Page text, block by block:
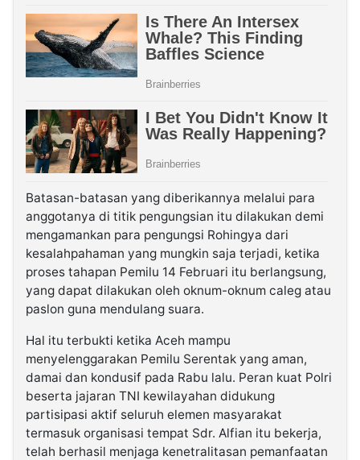
Batasan-batasan yang diberikannya melalui para
anggotanya di titik pengungsian itu dilakukan demi
mengamankan para pengungsi Rohingya dari
kesalahpahaman yang mungkin saja terjadi, ketika
proses tahapan Pemilu 14 Februari itu berlangsung,
yang dapat dilakukan oleh oknum-oknum caleg atau
paslon guna mendulang suara.
Hal itu terbukti ketika Aceh mampu
menyelenggarakan Pemilu Serentak yang aman,
damai dan kondusif pada Rabu lalu. Peran kuat Polri
beserta jajaran TNI kewilayahan didukung
partisipasi aktif seluruh elemen masyarakat
termasuk organisasi tempat Sdr. Alfian itu bekerja,
telah berhasil menjaga kenetralitasan pemanfaatan